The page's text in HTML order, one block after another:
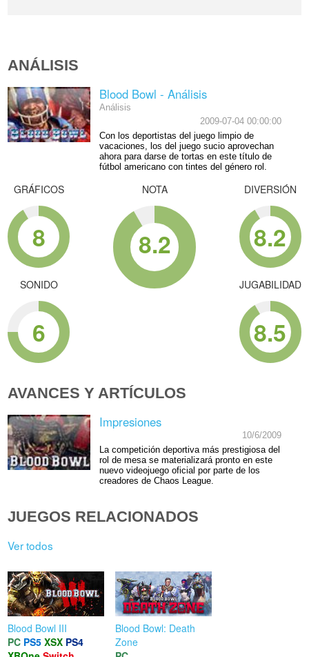
ANÁLISIS
Blood Bowl - Análisis
Análisis
2009-07-04 00:00:00
Con los deportistas del juego limpio de
vacaciones, los del juego sucio aprovechan
ahora para darse de tortas en este título de
fútbol americano con tintes del género rol.
GRÁFICOS
8
SONIDO
6
NOTA
8.2
DIVERSIÓN
8.2
JUGABILIDAD
8.5
AVANCES Y ARTÍCULOS
Impresiones
10/6/2009
La competición deportiva más prestigiosa del
rol de mesa se materializará pronto en este
nuevo videojuego oficial por parte de los
creadores de Chaos League.
JUEGOS RELACIONADOS
Ver todos
Blood Bowl III
PC PS5 XSX PS4
Blood Bowl: Death
Zone